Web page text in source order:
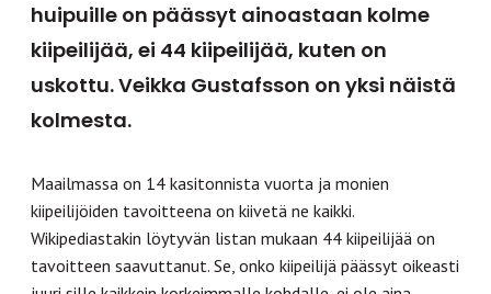
huipuille on päässyt ainoastaan kolme
kiipeilijää, ei 44 kiipeilijää, kuten on
uskottu. Veikka Gustafsson on yksi näistä
kolmesta.
Maailmassa on 14 kasitonnista vuorta ja monien
kiipeilijöiden tavoitteena on kiivetä ne kaikki.
Wikipediastakin löytyvän listan mukaan 44 kiipeilijää on
tavoitteen saavuttanut. Se, onko kiipeilijä päässyt oikeasti